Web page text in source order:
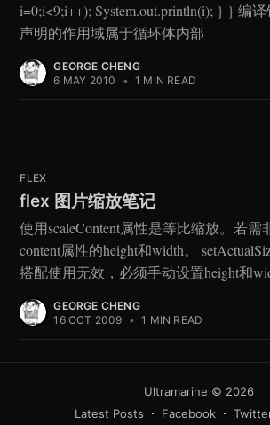
i=0;i<9;i++); System.out.println(i); } } 编
声明的作用域属于循环体内部
GEORGE CHENG
6 MAY 2010
• 1 MIN READ
FLEX
flex 图片缩放笔记
使用scaleContent属性是等比缩放。若
content属性的height和width。
搭配使用无效，必须手动设置height和
GEORGE CHENG
16 OCT 2009 • 1 MIN READ
Ultramarine © 2026
Latest Posts
Facebook